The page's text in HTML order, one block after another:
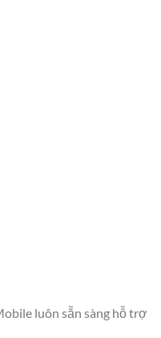
luôn sẵn sàng hỗ trợ